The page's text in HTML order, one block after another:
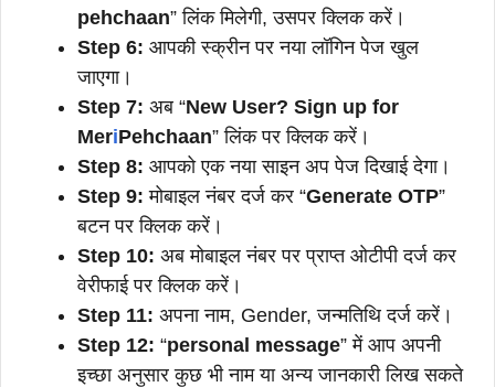
pehchaan” लिंक मिलेगी, उसपर क्लिक करें।
Step 6: आपकी स्क्रीन पर नया लॉगिन पेज खुल
जाएगा।
Step 7: अब “New User? Sign up for
MeriPehchaan” लिंक पर क्लिक करें।
Step 8: आपको एक नया साइन अप पेज दिखाई देगा।
Step 9:मोबाइल नंबर दर्ज कर “Generate OTP”
बटन पर क्लिक करें।
Step 10: अब मोबाइल नंबर पर प्राप्त ओटीपी दर्ज कर
वेरीफाई पर क्लिक करें।
Step 11: अपना नाम, Gender, जन्मतिथि दर्ज करें।
Step 12: “personal message” में आप अपनी
इच्छा अनुसार कुछ भी नाम या अन्य जानकारी लिख सकते